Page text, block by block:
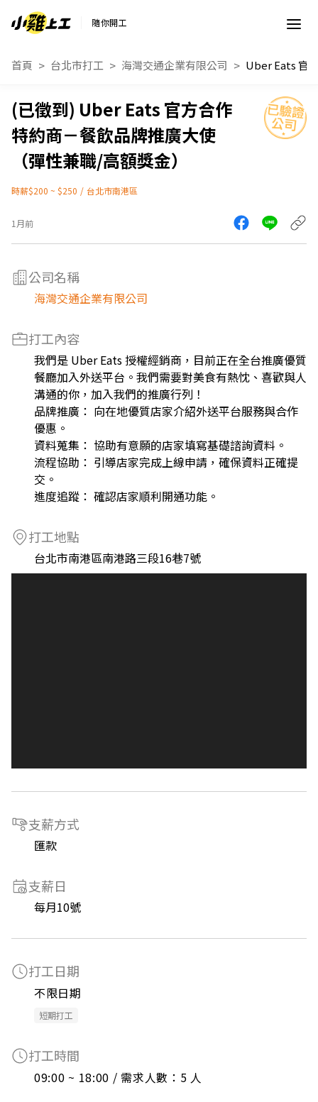
隨你開工
首頁 台北市打工 海灣交通企業有限公司
Uber Eats 官方合作
特約商－餐飲品牌推廣大使
（彈性兼職/高額獎金）
時薪$200 ~ $250 / 台北市南港區
1月前
公司名稱
海灣交通企業有限公司
打工內容
我們是 Uber Eats 授權經銷商，目前正在全台推廣優質
餐廳加入外送平台。我們需要對美食有熱忱、喜歡與人
溝通的你，加入我們的推廣行列！
品牌推廣： 向在地優質店家介紹外送平台服務與合作
優惠。
資料蒐集： 協助有意願的店家填寫基礎諮詢資料。
流程協助： 引導店家完成上線申請，確保資料正確提
交。
進度追蹤： 確認店家順利開通功能。
打工地點
台北市南港區南港路三段16巷7號
支薪方式
匯款
支薪日
每月10號
打工日期
不限日期
短期打工
打工時間
09:00 ~ 18:00 / 需求人數：5 人